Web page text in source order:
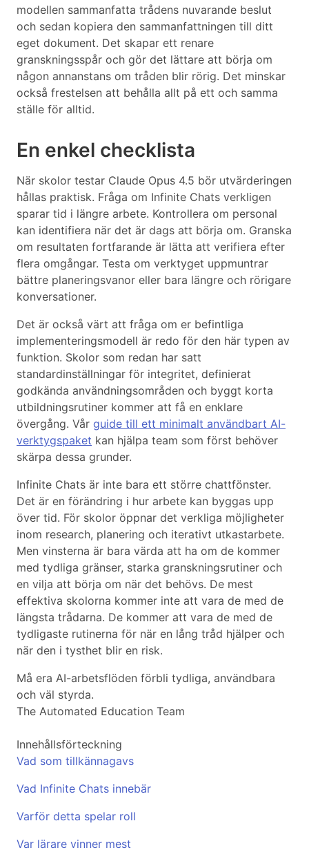
modellen sammanfatta trådens nuvarande beslut
och sedan kopiera den sammanfattningen till ditt
eget dokument. Det skapar ett renare
granskningsspår och gör det lättare att börja om
någon annanstans om tråden blir rörig. Det minskar
också frestelsen att behålla allt på ett och samma
ställe för alltid.
En enkel checklista
När skolor testar Claude Opus 4.5 bör utvärderingen
hållas praktisk. Fråga om Infinite Chats verkligen
sparar tid i längre arbete. Kontrollera om personal
kan identifiera när det är dags att börja om. Granska
om resultaten fortfarande är lätta att verifiera efter
flera omgångar. Testa om verktyget uppmuntrar
bättre planeringsvanor eller bara längre och rörigare
konversationer.
Det är också värt att fråga om er befintliga
implementeringsmodell är redo för den här typen av
funktion. Skolor som redan har satt
standardinställningar för integritet, definierat
godkända användningsområden och byggt korta
utbildningsrutiner kommer att få en enklare
övergång. Vår guide till ett minimalt användbart AI-
verktygspaket kan hjälpa team som först behöver
skärpa dessa grunder.
Infinite Chats är inte bara ett större chattfönster.
Det är en förändring i hur arbete kan byggas upp
över tid. För skolor öppnar det verkliga möjligheter
inom research, planering och iterativt utkastarbete.
Men vinsterna är bara värda att ha om de kommer
med tydliga gränser, starka granskningsrutiner och
en vilja att börja om när det behövs. De mest
effektiva skolorna kommer inte att vara de med de
längsta trådarna. De kommer att vara de med de
tydligaste rutinerna för när en lång tråd hjälper och
när den i tysthet blir en risk.
Må era AI-arbetsflöden förbli tydliga, användbara
och väl styrda.
The Automated Education Team
Innehållsförteckning
Vad som tillkännagavs
Vad Infinite Chats innebär
Varför detta spelar roll
Var lärare vinner mest